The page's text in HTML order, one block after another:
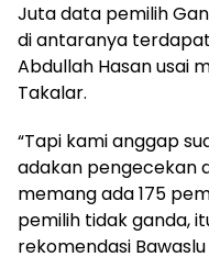
Juta data pemilih
di antaranya
Abdullah Hasan usai
Takalar.
“Tapi kami anggap
adakan pengecekan
memang ada 175
pemilih tidak ganda,
rekomendasi